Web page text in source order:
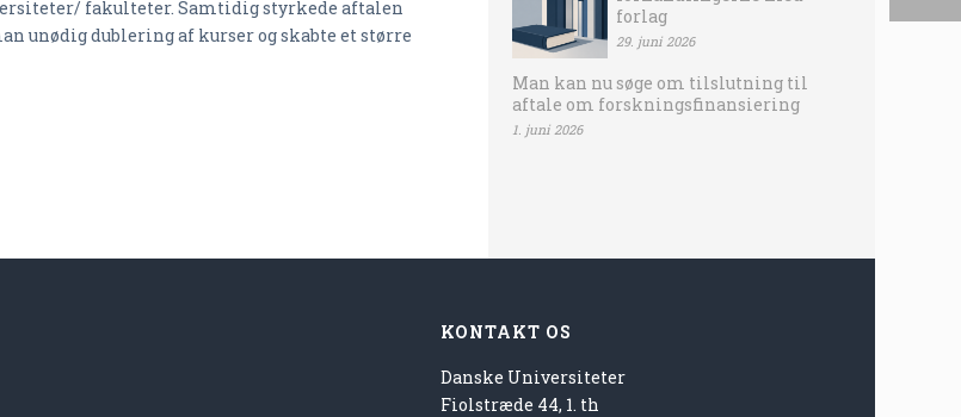
fakulteter. Samtidig styrkede aftalen
unødig dublering af kurser og skabte et større
forlag
29. juni 2026
Man kan nu søge om tilslutning til
aftale om forskningsfinansiering
1. juni 2026
KONTAKT OS
Danske Universiteter
Fiolstræde 44, 1. th